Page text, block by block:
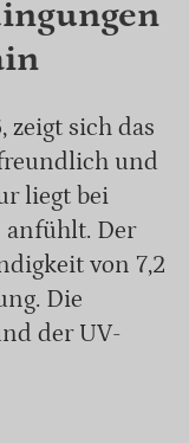
zeigt sich das
und
liegt bei
anfühlt. Der
von 7,2
Die
der UV-